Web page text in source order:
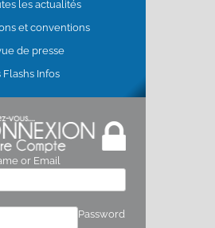
les actualités
et conventions
de presse
Flashs Infos
or Email
Password